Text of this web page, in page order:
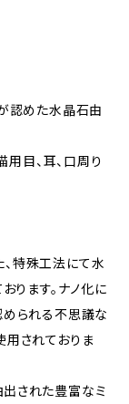
認めた水晶石由
目、耳、口周り
特殊工法にて水
ります。ナノ化に
められる不思議な
用されておりま
された豊富なミ